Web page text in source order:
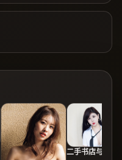
二手书店与故人